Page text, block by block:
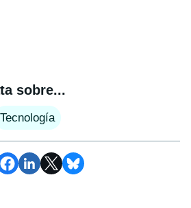
sobre...
Tecnología